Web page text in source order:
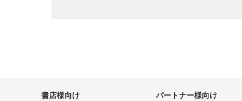
書店様向け パートナー様向け